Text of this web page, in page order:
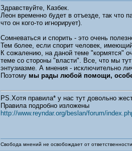
Здравствуйте, Казбек.
Леон временно будет в отъезде, так что
что он кого-то игнорирует).
Сомневаться и спорить - это очень
Тем более, если спорит человек,
К сожалению, на даной теме "кормятся"
теме со стороны "власти". Все, что мы
энтузиазме. А мнения - исключительно
Поэтому мы рады любой помощи,
PS.Хотя правила* у нас тут довольно
Правила подробно изложены
http://www.reyndar.org/beslan/forum/
Свобода мнений не освобождает от